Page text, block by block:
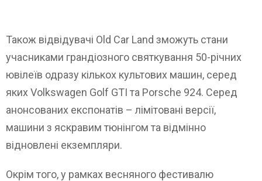
Також відвідувачі Old Car Land зможуть стани
учасниками грандіозного святкування 50-річних
ювілеїв одразу кількох культових машин, серед
яких Volkswagen Golf GTI та Porsche 924. Серед
анонсованих експонатів – лімітовані версії,
машини з яскравим тюнінгом та відмінно
відновлені екземпляри.
Окрім того, у рамках весняного фестивалю